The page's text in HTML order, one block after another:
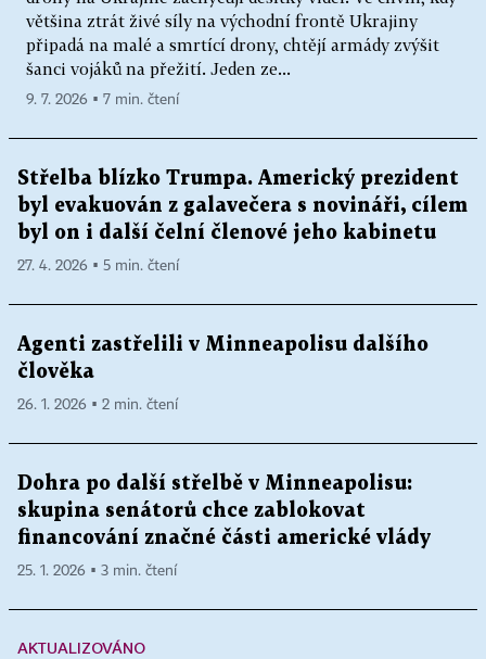
většina ztrát živé síly na východní frontě Ukrajiny
připadá na malé a smrtící drony, chtějí armády zvýšit
šanci vojáků na přežití. Jeden ze...
9. 7. 2026 ▪ 7 min. čtení
Střelba blízko Trumpa. Americký prezident
byl evakuován z galavečera s novináři, cílem
byl on i další čelní členové jeho kabinetu
27. 4. 2026 ▪ 5 min. čtení
Agenti zastřelili v Minneapolisu dalšího
člověka
26. 1. 2026 ▪ 2 min. čtení
Dohra po další střelbě v Minneapolisu:
skupina senátorů chce zablokovat
financování značné části americké vlády
25. 1. 2026 ▪ 3 min. čtení
AKTUALIZOVÁNO